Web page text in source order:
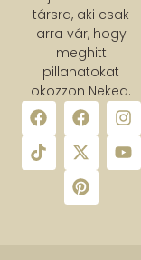
társra, aki csak
arra vár, hogy
meghitt
pillanatokat
okozzon Neked.